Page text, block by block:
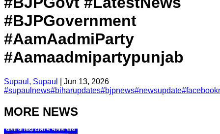
#BJPGovernment
#AamAadmiParty
#Aamaadmipartypunjab
Supaul, Supaul
Jun 13, 2026
#supaulnews#biharupdates#bjpnews#newsupdate#
MORE NEWS